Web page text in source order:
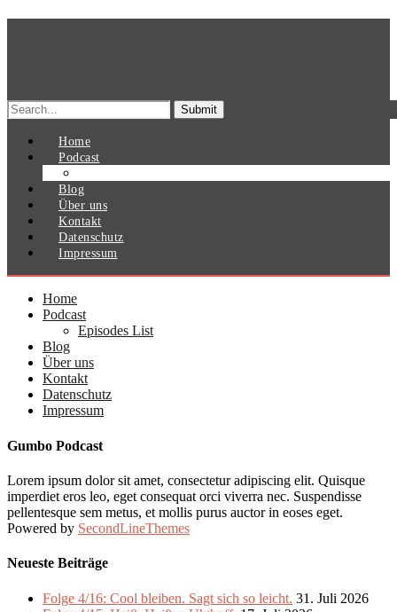
Search
for:
Home
Podcast
Blog
Über uns
Kontakt
Datenschutz
Impressum
Home
Podcast
Episodes List
Blog
Über uns
Kontakt
Datenschutz
Impressum
Gumbo Podcast
Lorem ipsum dolor sit amet, consectetur adipiscing elit. Quisque
imperdiet eros leo, eget consequat orci viverra nec. Suspendisse
pellentesque sem metus, et mollis purus auctor in eoses eget.
Powered by SecondLineThemes
Neueste Beiträge
Folge 4/16: Cool bleiben. Sagt sich so leicht. 31. Juli 2026